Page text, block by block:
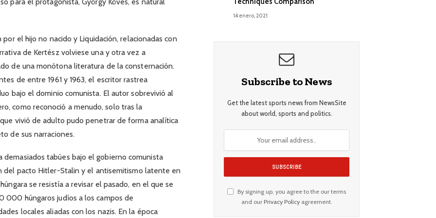
para el protagonista, György Köves, es natural
el hijo no nacido y Liquidación, relacionadas con
de Kertész volviese una y otra vez a
de una monótona literatura de la consternación.
de entre 1961 y 1963, el escritor rastrea
bajo el dominio comunista. El autor sobrevivió al
como reconoció a menudo, solo tras la
vivió de adulto pudo penetrar de forma analítica
de sus narraciones.
tabúes bajo el gobierno comunista
del pacto Hitler-Stalin y el antisemitismo latente en
se resistía a revisar el pasado, en el que se
000 húngaros judíos a los campos de
locales aliadas con los nazis. En la época
14 enero, 2021
Subscribe to News
Get the latest sports news from NewsSite
about world, sports and politics.
By signing up, you agree to the our terms
and our Privacy Policyagreement.